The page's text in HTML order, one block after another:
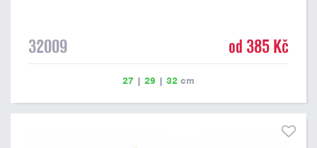
32009 od 385 Kč
27 | 29 | 32 cm